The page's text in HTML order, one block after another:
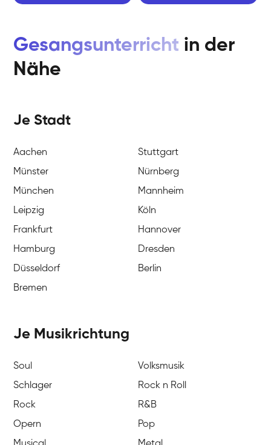
Gesangsunterricht in der
Nähe
Je Stadt
Aachen
Stuttgart
Münster
Nürnberg
München
Mannheim
Leipzig
Köln
Frankfurt
Hannover
Hamburg
Dresden
Düsseldorf
Berlin
Bremen
Je Musikrichtung
Soul
Volksmusik
Schlager
Rock n Roll
Rock
R&B
Opern
Pop